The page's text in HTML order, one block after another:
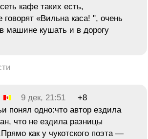
кафе таких есть,
«Вильна каса! ", очень
машине кушать и в дорогу
9 дек, 21:51
+8
понял одно:что автор ездила
что не ездила разницы
как у чукотского поэта —